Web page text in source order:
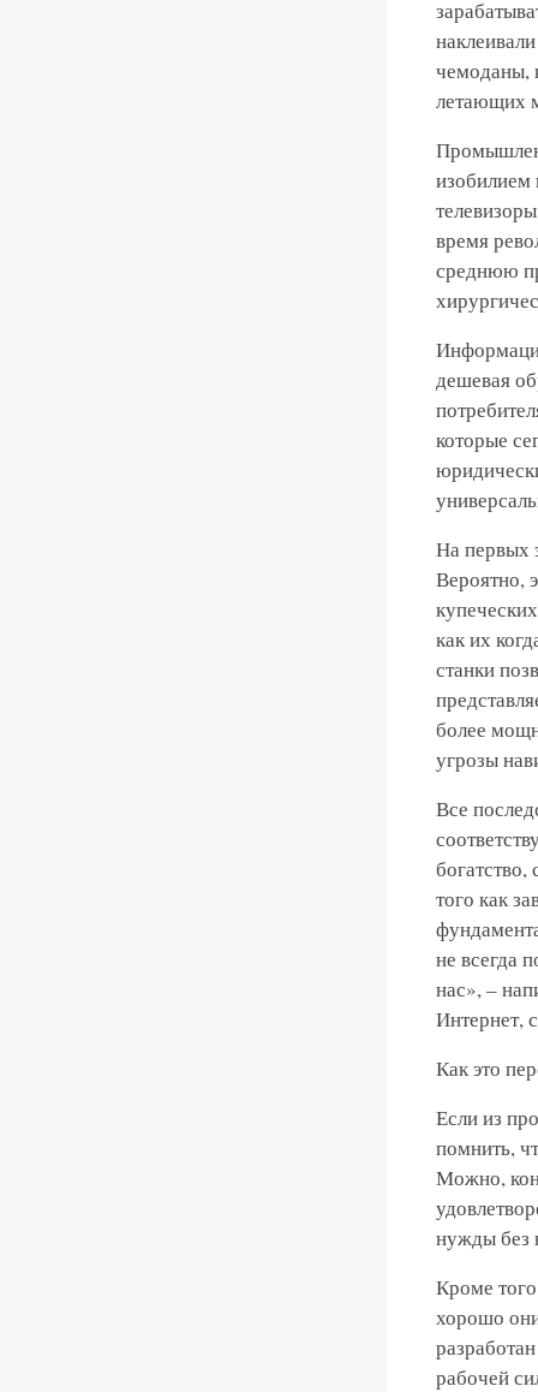
чемоданы,
летающих
изобилием
время
среднюю
дешевая
которые
На первых
Вероятно,
как их
станки
более
угрозы
Все
того как
не всегда
нас», –
Интернет,
Как это
Если из
помнить,
Можно,
нужды без
Кроме
хорошо
рабочей